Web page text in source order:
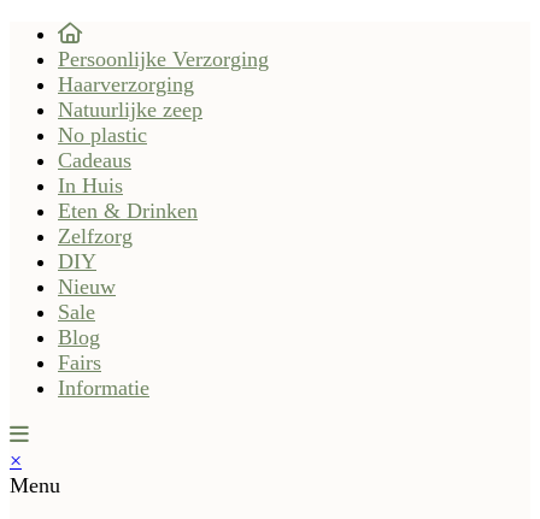
Persoonlijke Verzorging
Haarverzorging
Natuurlijke zeep
No plastic
Cadeaus
In Huis
Eten & Drinken
Zelfzorg
DIY
Nieuw
Sale
Blog
Fairs
Informatie
×
Menu